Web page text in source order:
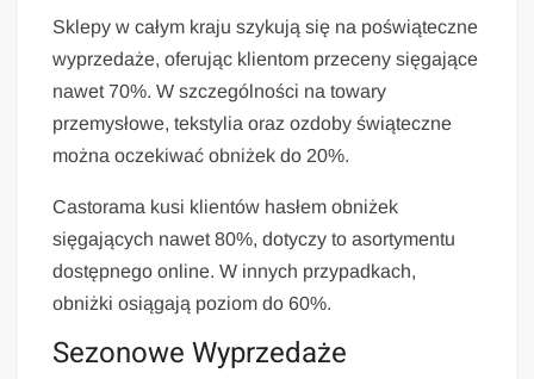
Sklepy w całym kraju szykują się na poświąteczne
wyprzedaże, oferując klientom przeceny sięgające
nawet 70%. W szczególności na towary
przemysłowe, tekstylia oraz ozdoby świąteczne
można oczekiwać obniżek do 20%.
Castorama kusi klientów hasłem obniżek
sięgających nawet 80%, dotyczy to asortymentu
dostępnego online. W innych przypadkach,
obniżki osiągają poziom do 60%.
Sezonowe Wyprzedaże